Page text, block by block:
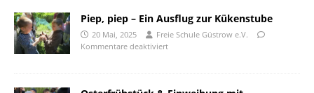
Piep, piep – Ein Ausflug zur Kükenstube
20 Mai, 2025
Freie Schule Güstrow e.V.
Kommentare deaktiviert